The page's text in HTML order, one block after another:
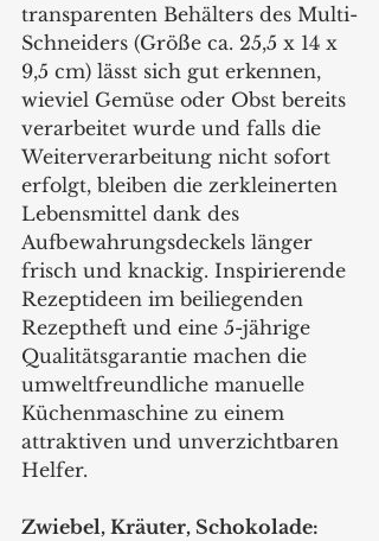
transparenten Behälters des Multi-
Schneiders (Größe ca. 25,5 x 14 x
9,5 cm) lässt sich gut erkennen,
wieviel Gemüse oder Obst bereits
verarbeitet wurde und falls die
Weiterverarbeitung nicht sofort
erfolgt, bleiben die zerkleinerten
Lebensmittel dank des
Aufbewahrungsdeckels länger
frisch und knackig. Inspirierende
Rezeptideen im beiliegenden
Rezeptheft und eine 5-jährige
Qualitätsgarantie machen die
umweltfreundliche manuelle
Küchenmaschine zu einem
attraktiven und unverzichtbaren
Helfer.
Zwiebel, Kräuter, Schokolade: